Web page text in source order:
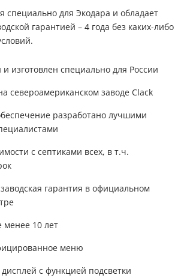
специально для Экодара и обладает
гарантией – 4 года без каких-либо
изготовлен специально для России
североамериканском заводе Clack
разработано лучшими
с септиками всех, в т.ч.
гарантия в официальном
менее 10 лет
меню
с функцией подсветки